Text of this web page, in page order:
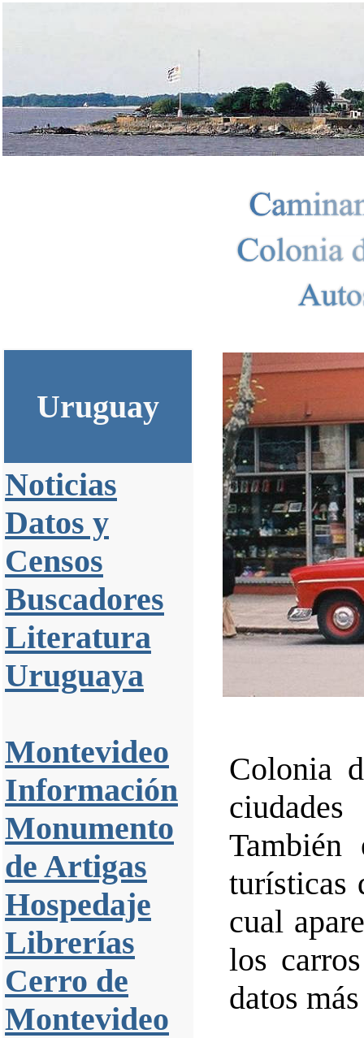
Uruguay
Noticias
Datos y
Censos
Buscadores
Literatura
Uruguaya
Montevideo
Información
Monumento
de Artigas
Hospedaje
Librerías
Cerro de
Montevideo
Colonia
También
turísticas
cual
los
datos